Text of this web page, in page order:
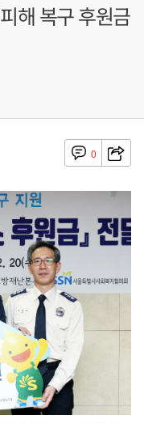
해 복구 후원금
0